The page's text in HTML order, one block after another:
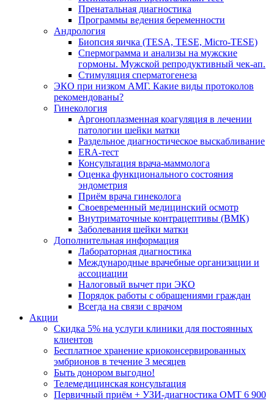
Пренатальная диагностика
Программы ведения беременности
Андрология
Биопсия яичка (TESA, TESE, Micro-TESE)
Спермограмма и анализы на мужские
гормоны. Мужской репродуктивный чек-ап.
Стимуляция сперматогенеза
ЭКО при низком АМГ. Какие виды протоколов
рекомендованы?
Гинекология
Аргоноплазменная коагуляция в лечении
патологии шейки матки
Раздельное диагностическое выскабливание
ERA-тест
Консультация врача-маммолога
Оценка функционального состояния
эндометрия
Приём врача гинеколога
Своевременный медицинский осмотр
Внутриматочные контрацептивы (ВМК)
Заболевания шейки матки
Дополнительная информация
Лабораторная диагностика
Международные врачебные организации и
ассоциации
Налоговый вычет при ЭКО
Порядок работы с обращениями граждан
Всегда на связи с врачом
Акции
Скидка 5% на услуги клиники для постоянных
клиентов
Бесплатное хранение криоконсервированных
эмбрионов в течение 3 месяцев
Быть донором выгодно!
Телемедицинская консультация
Первичный приём + УЗИ-диагностика ОМТ 6 900